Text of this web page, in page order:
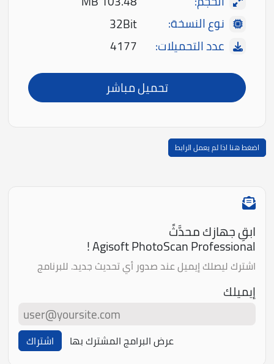
نوع النسخة:
32Bit
عدد التحميلات:
4177
تحميل مباشر
اضغط هنا اذا لم يعمل الرابط
ابقِ جهازك محدَّثً
Agisoft PhotoScan Professional !
اشترك ليصلك إيميل عند صدور أي تحديث جديد. للبرنامج
إيميلك
عرض البرامج المشترك بها اشتراك